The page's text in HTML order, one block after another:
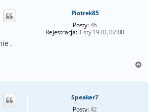
Piotrek85
Posty:46
Rejestracja:1 sty 1970, 02:00
.
g
Speaker7
Posty:42